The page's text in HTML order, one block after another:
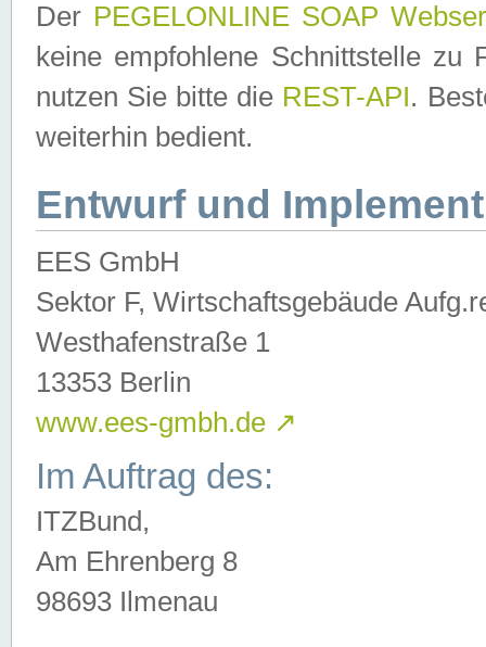
Der PEGELONLINE SOAP
keine empfohlene Schnittstelle zu
nutzen Sie bitte die REST-API.
weiterhin bedient.
Entwurf und
EES GmbH
Sektor F, Wirtschaftsgebäude
Westhafenstraße 1
13353 Berlin
www.ees-gmbh.de ↗
Im Auftrag des:
ITZBund,
Am Ehrenberg 8
98693 Ilmenau